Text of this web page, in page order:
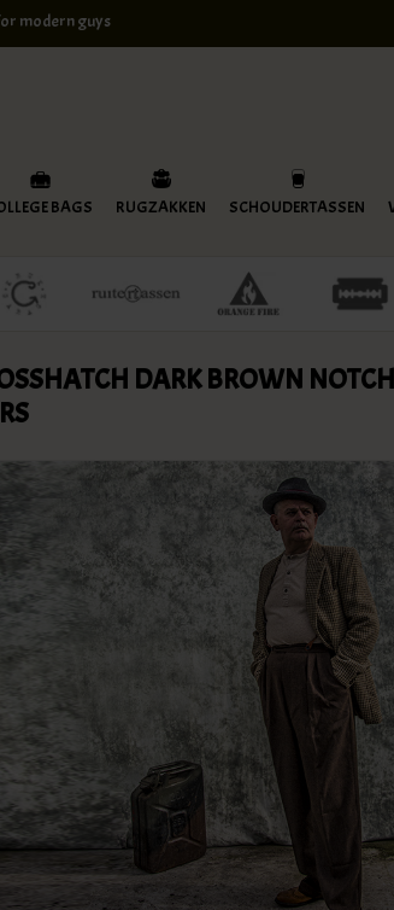
modern guys
BAGS RUGZAKKEN SCHOUDERTASSEN
DARK BROWN